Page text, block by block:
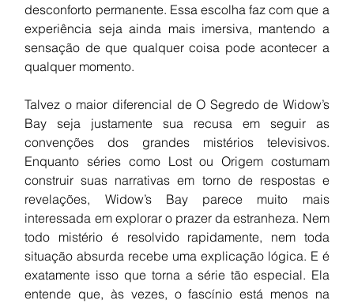
desconforto permanente. Essa escolha faz com que a
experiência seja ainda mais imersiva, mantendo a
sensação de que qualquer coisa pode acontecer a
qualquer momento.
Talvez o maior diferencial de O Segredo de Widow’s
Bay seja justamente sua recusa em seguir as
convenções dos grandes mistérios televisivos.
Enquanto séries como Lost ou Origem costumam
construir suas narrativas em torno de respostas e
revelações, Widow’s Bay parece muito mais
interessada em explorar o prazer da estranheza. Nem
todo mistério é resolvido rapidamente, nem toda
situação absurda recebe uma explicação lógica. E é
exatamente isso que torna a série tão especial. Ela
entende que, às vezes, o fascínio está menos na